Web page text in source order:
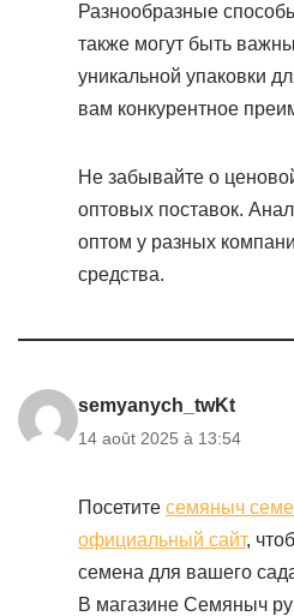
Разнообразные
также могут быть
уникальной упаковки
вам конкурентное
Не забывайте о
оптовых поставок.
оптом у разных
средства.
semyanych_twKt
14 août 2025 à 13:54
Посетите семяныч
официальный сайт,
семена для вашего
В магазине Семяныч